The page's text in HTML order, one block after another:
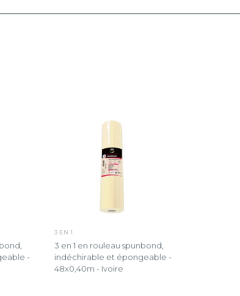
-
3 EN 1
3 en 1 en rouleau spunbond,
indéchirable et épongeable -
48x0,40m - Ivoire